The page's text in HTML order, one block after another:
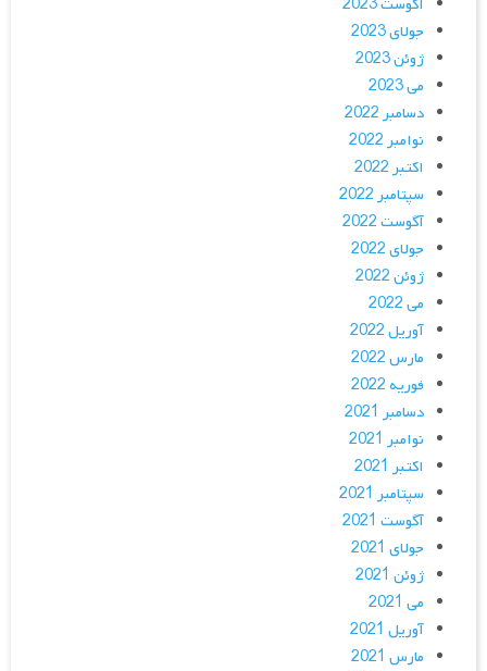
جولای 2023
ژوئن 2023
می 2023
دسامبر 2022
نوامبر 2022
اکتبر 2022
سپتامبر 2022
آگوست 2022
جولای 2022
ژوئن 2022
می 2022
آوریل 2022
مارس 2022
فوریه 2022
دسامبر 2021
نوامبر 2021
اکتبر 2021
سپتامبر 2021
آگوست 2021
جولای 2021
ژوئن 2021
می 2021
آوریل 2021
مارس 2021